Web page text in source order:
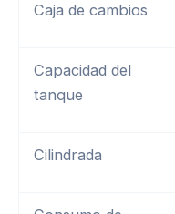
Caja de cambios
Capacidad del
tanque
Cilindrada